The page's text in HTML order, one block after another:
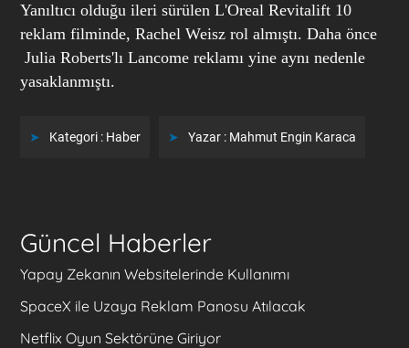
Yanıltıcı olduğu ileri sürülen L'Oreal Revitalift 10
reklam filminde, Rachel Weisz rol almıştı. Daha önce
Julia Roberts'lı Lancome reklamı yine aynı nedenle
yasaklanmıştı.
Kategori : Haber Yazar : Mahmut Engin Karaca
Güncel Haberler
Yapay Zekanın Websitelerinde Kullanımı
SpaceX ile Uzaya Reklam Panosu Atılacak
Netflix Oyun Sektörüne Giriyor